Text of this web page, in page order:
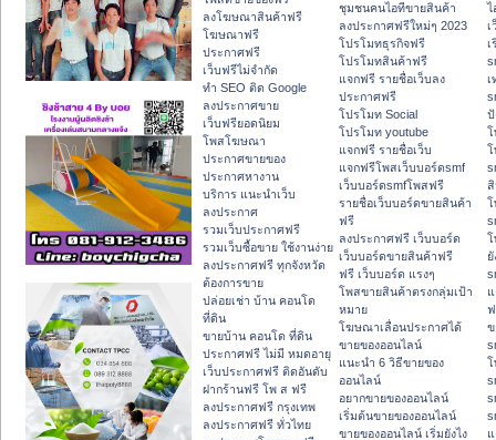
ลงโฆษณาสินค้าฟรี
โฆษณาฟรี
ประกาศฟรี
เว็บฟรีไม่จำกัด
ทำ SEO ติด Google
ลงประกาศขาย
เว็บฟรียอดนิยม
โพสโฆษณา
ประกาศขายของ
ประกาศหางาน
บริการ แนะนำเว็บ
ลงประกาศ
รวมเว็บประกาศฟรี
รวมเว็บซื้อขาย ใช้งานง่าย
ลงประกาศฟรี ทุกจังหวัด
ต้องการขาย
ปล่อยเช่า บ้าน คอนโด
ที่ดิน
ขายบ้าน คอนโด ที่ดิน
ประกาศฟรี ไม่มี หมดอายุ
เว็บประกาศฟรี ติดอันดับ
ฝากร้านฟรี โพ ส ฟรี
ลงประกาศฟรี กรุงเทพ
ลงประกาศฟรี ทั่วไทย
ชุมชนคนไอทีขายสินค้า
ลงประกาศฟรีใหม่ๆ 2023
โปรโมทธุรกิจฟรี
โปรโมทสินค้าฟรี
แจกฟรี รายชื่อเว็บลง
ประกาศฟรี
โปรโมท Social
โปรโมท youtube
แจกฟรี รายชื่อเว็บ
แจกฟรีโพสเว็บบอร์ดsmf
เว็บบอร์ดsmfโพสฟรี
รายชื่อเว็บบอร์ดขายสินค้า
ฟรี
ลงประกาศฟรี เว็บบอร์ด
เว็บบอร์ดขายสินค้าฟรี
ฟรี เว็บบอร์ด แรงๆ
โพสขายสินค้าตรงกลุ่มเป้า
หมาย
โฆษณาเลื่อนประกาศได้
ขายของออนไลน์
แนะนำ 6 วิธีขายของ
ออนไลน์
อยากขายของออนไลน์
เริ่มต้นขายของออนไลน์
ขายของออนไลน์ เริ่มยังไง
ไ
เ
เ
เ
ปั
โ
โ
ข
โ